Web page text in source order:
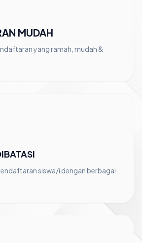
MUDAH
yang ramah, mudah &
siswa/i dengan berbagai